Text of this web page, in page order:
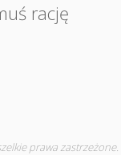
rację
prawa zastrzeżone.